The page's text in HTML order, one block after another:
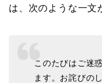
は、次のような一文
このたびはご迷
ます。お詫びの